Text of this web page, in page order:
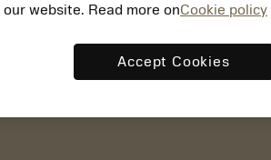
website. Read more onCookie policy
Accept Cookies